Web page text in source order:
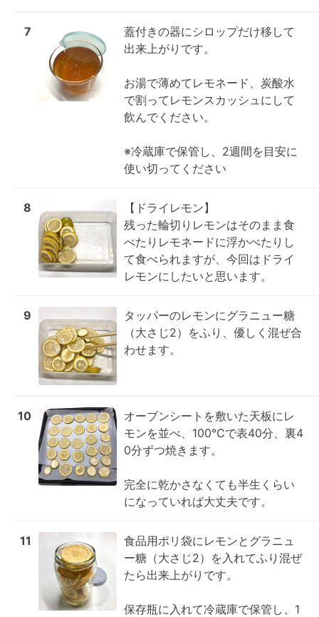
7
蓋付きの器にシロップだけ移して
出来上がりです。
お湯で薄めてレモネード、炭酸水
で割ってレモンスカッシュにして
飲んでください。
※冷蔵庫で保管し、2週間を目安に
使い切ってください
8
【ドライレモン】
残った輪切りレモンはそのまま食
べたりレモネードに浮かべたりし
て食べられますが、今回はドライ
レモンにしたいと思います。
9
タッパーのレモンにグラニュー糖
（大さじ2）をふり、優しく混ぜ合
わせます。
10
オーブンシートを敷いた天板にレ
モンを並べ、100℃で表40分、裏4
0分ずつ焼きます。
完全に乾かさなくても半生くらい
になっていれば大丈夫です。
11
食品用ポリ袋にレモンとグラニュ
ー糖（大さじ2）を入れてふり混ぜ
たら出来上がりです。
保存瓶に入れて冷蔵庫で保管し、1